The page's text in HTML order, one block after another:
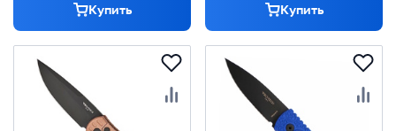
Купить Купить